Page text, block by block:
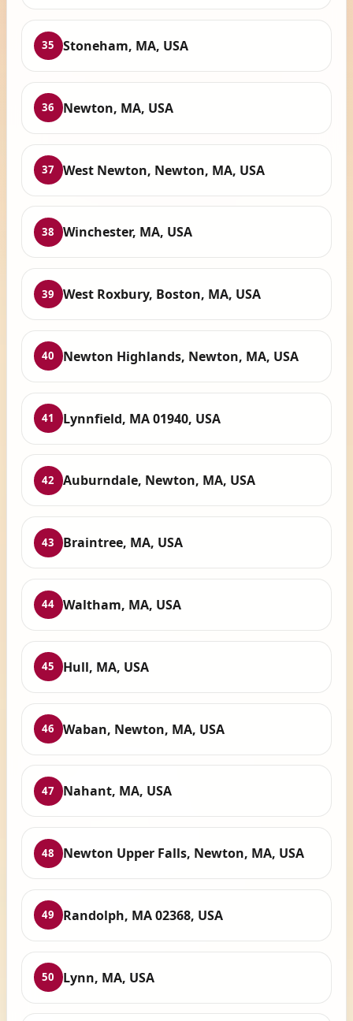
35 Stoneham, MA, USA
36 Newton, MA, USA
37 West Newton, Newton, MA, USA
38 Winchester, MA, USA
39 West Roxbury, Boston, MA, USA
40 Newton Highlands, Newton, MA, USA
41 Lynnfield, MA 01940, USA
42 Auburndale, Newton, MA, USA
43 Braintree, MA, USA
44 Waltham, MA, USA
45 Hull, MA, USA
46 Waban, Newton, MA, USA
47 Nahant, MA, USA
48 Newton Upper Falls, Newton, MA, USA
49 Randolph, MA 02368, USA
50 Lynn, MA, USA